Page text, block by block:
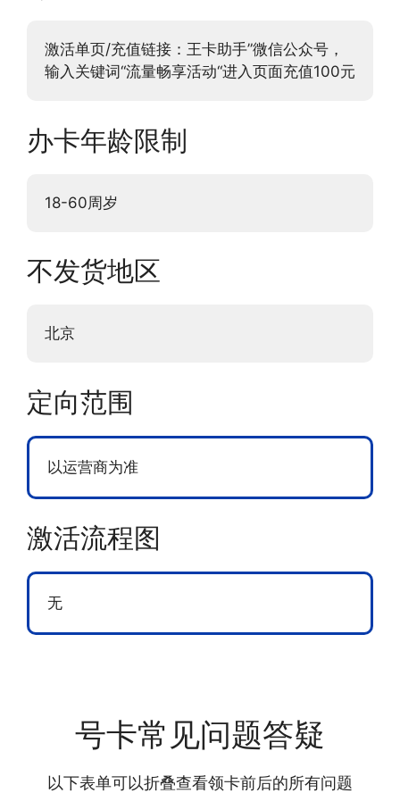
激活单页/充值链接：王卡助手”微信公众号，
输入关键词“流量畅享活动“进入页面充值100元
办卡年龄限制
18-60周岁
不发货地区
北京
定向范围
以运营商为准
激活流程图
无
号卡常见问题答疑
以下表单可以折叠查看领卡前后的所有问题